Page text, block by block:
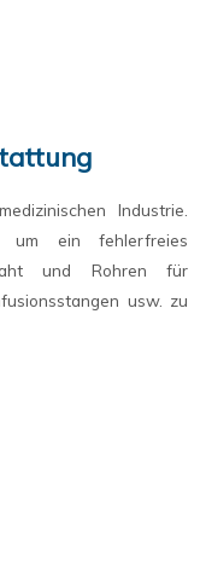
Industrie.
um ein fehlerfreies
und Rohren für
usw. zu